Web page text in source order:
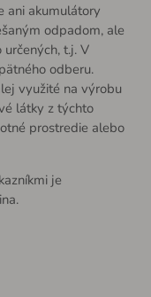
ani akumulátory
odpadom, ale
t.j. V
odberu.
využité na výrobu
látky z týchto
prostredie alebo
je